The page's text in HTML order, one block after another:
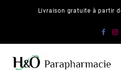
Livraison gratuite à partir